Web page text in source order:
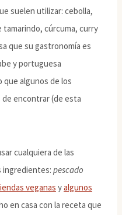
suelen utilizar: cebolla,
cúrcuma, curry
que su gastronomía es
y portuguesa
algunos de los
encontrar (de esta
cualquiera de las
ingredientes: pescado
veganas yalgunos
en casa con la receta que